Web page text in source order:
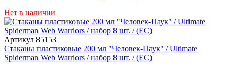
Нет в наличии
Артикул 85153
Стаканы пластиковые 200 мл "Человек-Паук" / Ultimate
Spiderman Web Warriors / набор 8 шт. / (ЕС)